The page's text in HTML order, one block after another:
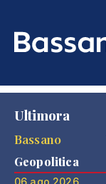
Ultimora
Bassano
Geopolitica
06 ago 2026